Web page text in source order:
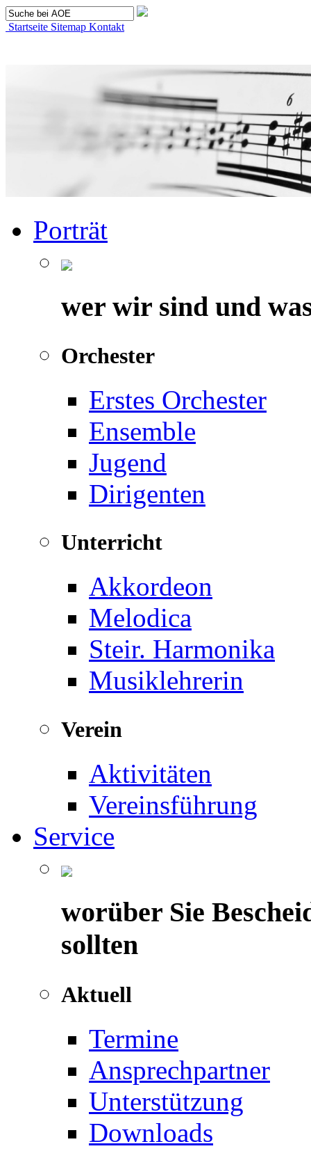
Startseite Sitemap Kontakt
Porträt
wer wir sind und
Orchester
Erstes Orchester
Ensemble
Jugend
Dirigenten
Unterricht
Akkordeon
Melodica
Steir. Harmonika
Musiklehrerin
Verein
Aktivitäten
Vereinsführung
Service
worüber Sie
sollten
Aktuell
Termine
Ansprechpartner
Unterstützung
Downloads